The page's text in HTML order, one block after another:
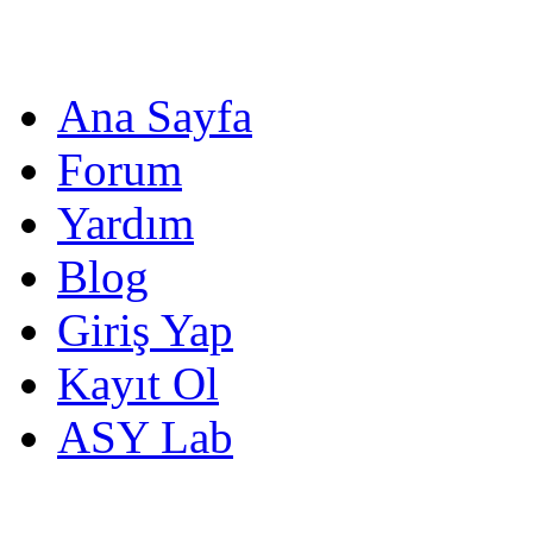
Ana Sayfa
Forum
Yardım
Blog
Giriş Yap
Kayıt Ol
ASY Lab